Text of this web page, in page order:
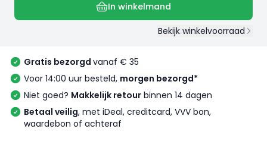
In winkelmand
Bekijk winkelvoorraad
Gratis bezorgd vanaf € 35
Voor 14:00 uur besteld, morgen bezorgd*
Niet goed? Makkelijk retour binnen 14 dagen
Betaal veilig, met iDeal, creditcard, VVV bon,
waardebon of achteraf